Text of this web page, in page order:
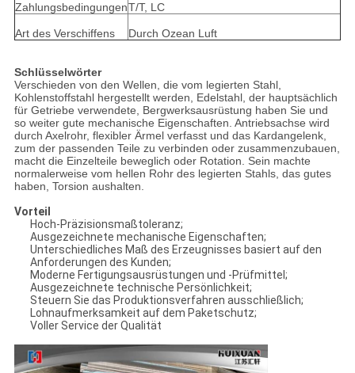
ZahlungsbedingungenT/T, LC
Art des Verschiffens Durch Ozean Luft
Schlüsselwörter
Verschieden von den Wellen, die vom legierten Stahl,
Kohlenstoffstahl hergestellt werden, Edelstahl, der hauptsächlich
für Getriebe verwendete, Bergwerksausrüstung haben Sie und
so weiter gute mechanische Eigenschaften. Antriebsachse wird
durch Axelrohr, flexibler Ärmel verfasst und das Kardangelenk,
zum der passenden Teile zu verbinden oder zusammenzubauen,
macht die Einzelteile beweglich oder Rotation. Sein machte
normalerweise vom hellen Rohr des legierten Stahls, das gutes
haben, Torsion aushalten.
Vorteil
Hoch-Präzisionsmaßtoleranz;
Ausgezeichnete mechanische Eigenschaften;
Unterschiedliches Maß des Erzeugnisses basiert auf den
Anforderungen des Kunden;
Moderne Fertigungsausrüstungen und -Prüfmittel;
Ausgezeichnete technische Persönlichkeit;
Steuern Sie das Produktionsverfahren ausschließlich;
Lohnaufmerksamkeit auf dem Paketschutz;
Voller Service der Qualität